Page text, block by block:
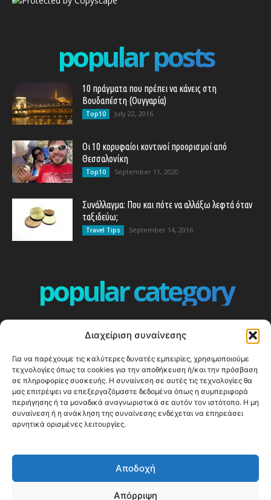
Διαχείριση συναίνεσης
Για να παρέχουμε τις καλύτερες δυνατές εμπειρίες, χρησιμοποιούμε
τεχνολογίες όπως τα cookies για την αποθήκευση ή/και την πρόσβαση
σε πληροφορίες συσκευής. Η συναίνεση σε αυτές τις τεχνολογίες θα
μας επιτρέψει να επεξεργαζόμαστε δεδομένα όπως η συμπεριφορά
περιήγησης ή τα μοναδικά αναγνωριστικά σε αυτόν τον ιστότοπο. Η μη
συναίνεση ή η ανάκληση της συναίνεσης ενδέχεται να επηρεάσει
αρνητικά ορισμένες λειτουργίες.
Αποδοχή
Απόρριψη
popular posts
10 πράγματα που πρέπει να κάνεις στη
Βουδαπέστη (Ουγγαρία)
Top10 July 22, 2016
Οι 10 κορυφαίοι κοντινοί προορισμοί από
Θεσσαλονίκη
Top10 September 11, 2020
Συνάλλαγμα: Που και πότε να αλλάξω λεφτά όταν
ταξιδεύω;
Travel Tips September 14, 2016
popular category
360
ΕΥΡΩΠΗ
332
ΚΟΣΜΟΣ - WORLD
328
Top10
303
Cool spots
ΝΗΣΙΑ
246